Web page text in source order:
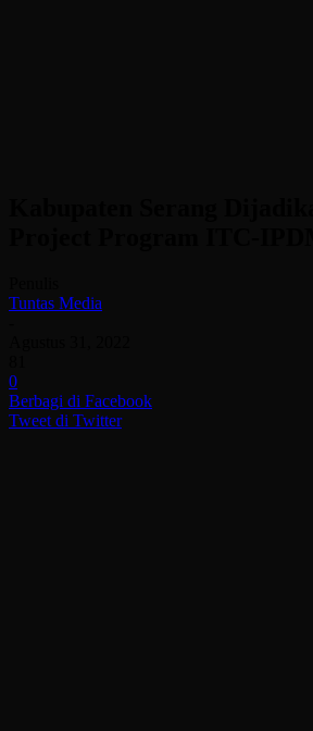
Tuntas Media
0
Berbagi di Facebook
Tweet di Twitter